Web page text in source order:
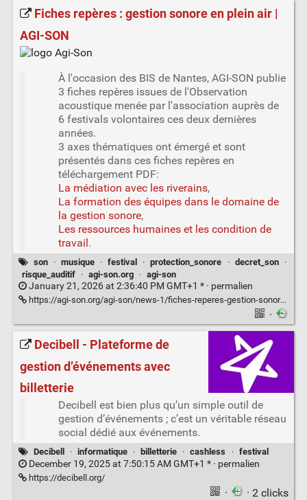
Fiches repères : gestion sonore en plein air |
AGI-SON
À l'occasion des BIS de Nantes, AGI-SON publie
3 fiches repères issues de l'Observation
acoustique menée par l'association auprès de
6 festivals volontaires ces deux dernières
années.
3 axes thématiques ont émergé et sont
présentés dans ces fiches repères en
téléchargement PDF:
La médiation avec les riverains,
La formation des équipes dans le domaine de
la gestion sonore,
Les ressources humaines et les condition de
travail.
son · musique · festival · protection_sonore · decret_son
·
risque_auditif
· agi-son.org · agi-son
January 21, 2026 at 2:36:40 PM GMT+1 * · permalien
https://agi-son.org/agi-son/news-1/fiches-reperes-gestion-sonore-en-plein-air-232
·
Decibell - Plateforme de
gestion d’événements avec
billetterie
Decibell est bien plus qu’un simple outil de
gestion d’événements ; c’est un véritable réseau
social dédié aux événements.
Decibell · informatique · billetterie · cashless · festival
December 19, 2025 at 7:50:15 AM GMT+1 * · permalien
https://decibell.org/
· · 2 clicks